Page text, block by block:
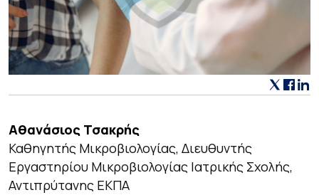
Αθανάσιος Τσακρής
Καθηγητής Μικροβιολογίας, Διευθυντής
Εργαστηρίου Μικροβιολογίας Ιατρικής Σχολής,
Αντιπρύτανης ΕΚΠΑ